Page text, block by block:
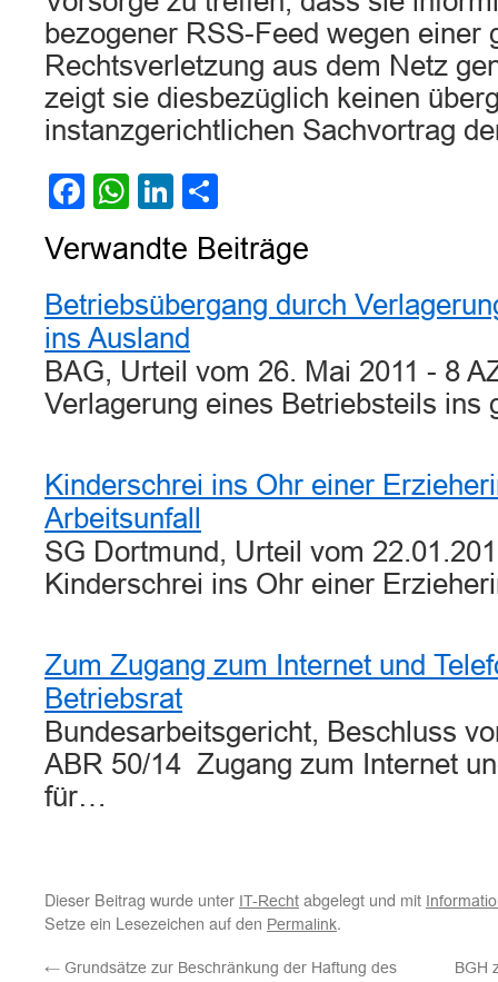
bezogener RSS-Feed wegen einer
Rechtsverletzung aus dem Netz
zeigt sie diesbezüglich keinen
instanzgerichtlichen Sachvortrag
Facebook
WhatsApp
LinkedIn
Verwandte Beiträge
Betriebsübergang durch
ins Ausland
BAG, Urteil vom 26. Mai 2011 - 8
Verlagerung eines Betriebsteils
Kinderschrei ins Ohr einer
Arbeitsunfall
SG Dortmund, Urteil vom
Kinderschrei ins Ohr einer
Zum Zugang zum Internet und
Betriebsrat
Bundesarbeitsgericht, Beschluss
ABR 50/14 Zugang zum Internet
für…
Dieser Beitrag wurde unter IT-Recht abgelegt und mit
Setze ein Lesezeichen auf den Permalink.
← Grundsätze zur Beschränkung der Haftung des BGH